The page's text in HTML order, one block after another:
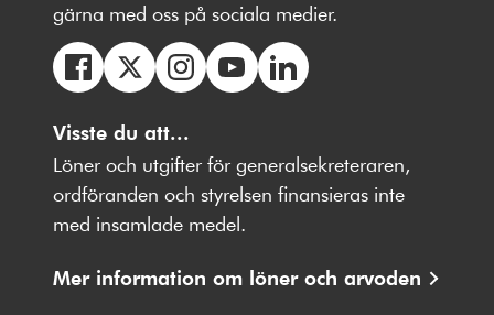
gärna med oss på sociala medier.
oss
på
Facebbok
oss
på
oss
på
Instagram
på
Youtube
på
LinkedIn
Visste du att...
Löner och utgifter för generalsekreteraren,
ordföranden och styrelsen finansieras inte
med insamlade medel.
Mer information om löner och arvoden